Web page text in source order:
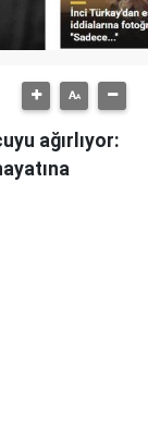
ağırlıyor: